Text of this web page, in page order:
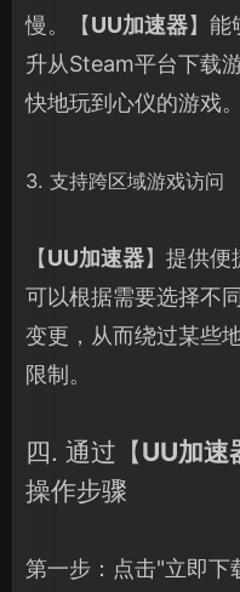
慢。【UU加速器】能
升从Steam平台下载
快地玩到心仪的游戏。
3. 支持跨区域游戏访问
【UU加速器】提供便
可以根据需要选择不
变更，从而绕过某些
限制。
四. 通过【UU加速
操作步骤
第一步：点击"立即下